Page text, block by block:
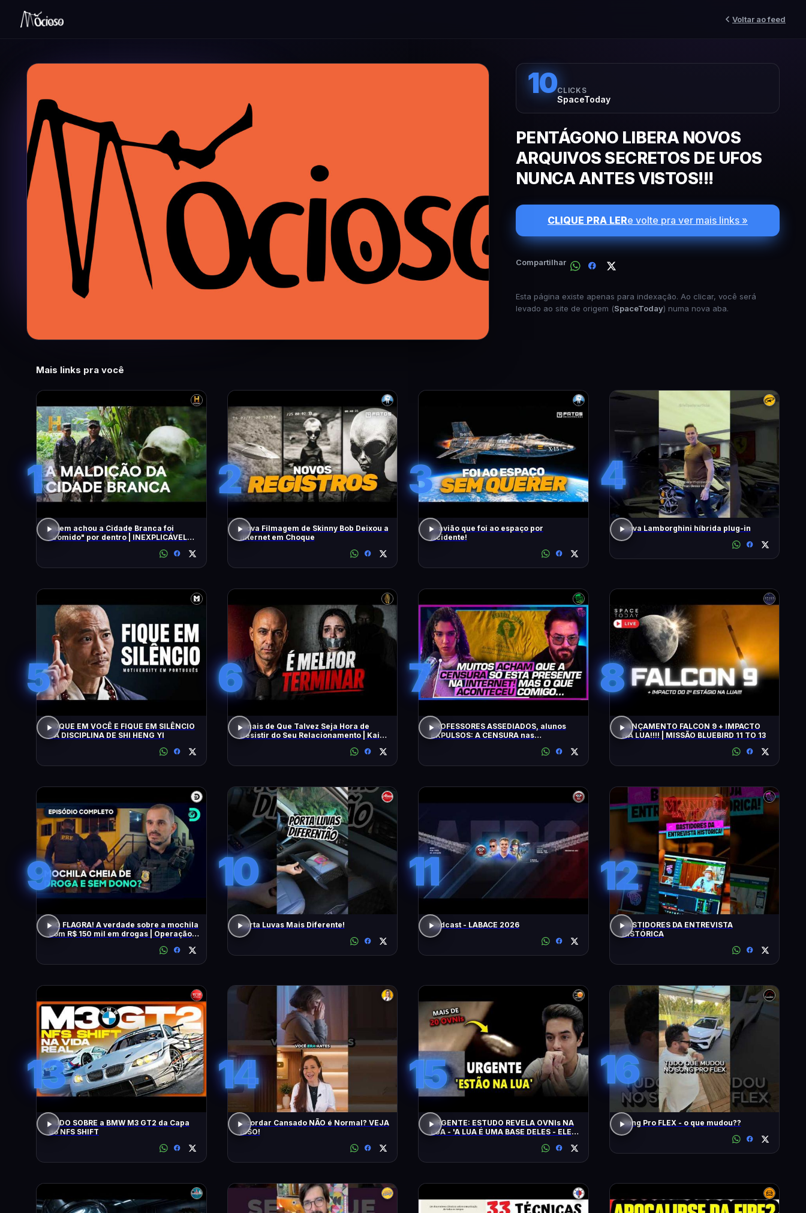
Voltar ao feed
10CLICKS
SpaceToday
PENTÁGONO LIBERA NOVOS
ARQUIVOS SECRETOS DE UFOS
NUNCA ANTES VISTOS!!!
CLIQUE PRA LERe volte pra ver mais links »
Compartilhar
Esta página existe apenas para indexação. Ao clicar, você será
levado ao site de origem (SpaceToday) numa nova aba.
Mais links pra você
1
Quem achou a Cidade Branca foi
"comido" por dentro | INEXPLICÁVEL
2
Nova Filmagem de Skinny Bob Deixou a
Internet em Choque
3
O avião que foi ao espaço por
Acidente!
4
Nova Lamborghini híbrida plug-in
5
FOQUE EM VOCÊ E FIQUE EM SILÊNCIO
– A DISCIPLINA DE SHI HENG YI
6
Sinais de Que Talvez Seja Hora de
Desistir do Seu Relacionamento | Kaio
7
PROFESSORES ASSEDIADOS, alunos
EXPULSOS: A CENSURA nas
8
LANÇAMENTO FALCON 9 + IMPACTO
NA LUA!!!! | MISSÃO BLUEBIRD 11 TO 13
9
NO FLAGRA! A verdade sobre a mochila
com R$ 150 mil em drogas | Operação
10
Porta Luvas Mais Diferente!
11
Podcast - LABACE 2026
12
BASTIDORES DA ENTREVISTA
HISTÓRICA
13
TUDO SOBRE a BMW M3 GT2 da Capa
do NFS SHIFT
14
Acordar Cansado NÃO é Normal? VEJA
ISSO!
15
URGENTE: ESTUDO REVELA OVNIs NA
LUA - 'A LUA É UMA BASE DELES - ELES
16
Song Pro FLEX - o que mudou??